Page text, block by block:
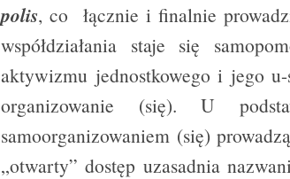
polis, co łącznie i finalnie
współdziałania staje się
aktywizmu jednostkowego i jego
organizowanie (się). U
samoorganizowaniem (się)
„otwarty” dostęp uzasadnia